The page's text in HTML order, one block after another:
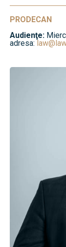
PRODECAN
Audienţe:
adresa: